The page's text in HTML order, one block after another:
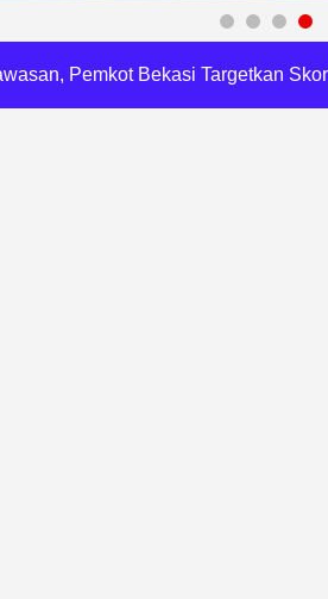
Pemkot Bekasi Targetkan
Harli Siregar Perkuat SDM Penegak